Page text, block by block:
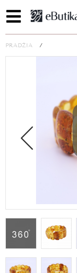
PRADŽIA /